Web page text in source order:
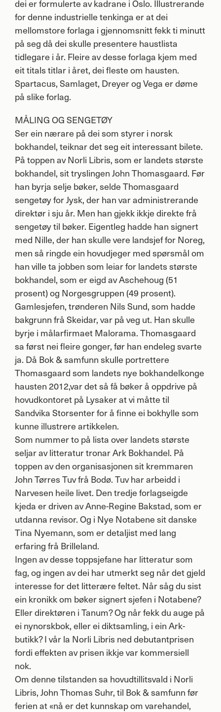
dei er formulerte av kadrane i Oslo. Illustrerande
for denne industrielle tenkinga er at dei
mellomstore forlaga i gjennomsnitt fekk ti minutt
på seg då dei skulle presentere haustlista
tidlegare i år. Fleire av desse forlaga kjem med
eit titals titlar i året, dei fleste om hausten.
Spartacus, Samlaget, Dreyer og Vega er døme
på slike forlag.
MÅLING OG SENGETØY
Ser ein nærare på dei som styrer i norsk
bokhandel, teiknar det seg eit interessant bilete.
På toppen av Norli Libris, som er landets største
bokhandel, sit tryslingen John Thomasgaard. Før
han byrja selje bøker, selde Thomasgaard
sengetøy for Jysk, der han var administrerande
direktør i sju år. Men han gjekk ikkje direkte frå
sengetøy til bøker. Eigentleg hadde han signert
med Nille, der han skulle vere landsjef for Noreg,
men så ringde ein hovudjeger med spørsmål om
han ville ta jobben som leiar for landets største
bokhandel, som er eigd av Aschehoug (51
prosent) og Norgesgruppen (49 prosent).
Gamlesjefen, trønderen Nils Sund, som hadde
bakgrunn frå Skeidar, var på veg ut. Han skulle
byrje i målarfirmaet Malorama. Thomasgaard
sa først nei fleire gonger, før han endeleg svarte
ja. Då Bok & samfunn skulle portrettere
Thomasgaard som landets nye bokhandelkonge
hausten 2012,var det så få bøker å oppdrive på
hovudkontoret på Lysaker at vi måtte til
Sandvika Storsenter for å finne ei bokhylle som
kunne illustrere artikkelen.
Som nummer to på lista over landets største
seljar av litteratur tronar Ark Bokhandel. På
toppen av den organisasjonen sit kremmaren
John Tørres Tuv frå Bodø. Tuv har arbeidd i
Narvesen heile livet. Den tredje forlagseigde
kjeda er driven av Anne-Regine Bakstad, som er
utdanna revisor. Og i Nye Notabene sit danske
Tina Nyemann, som er detaljist med lang
erfaring frå Brilleland.
Ingen av desse toppsjefane har litteratur som
fag, og ingen av dei har utmerkt seg når det gjeld
interesse for det litterære feltet. Når såg du sist
ein kronikk om bøker signert sjefen i Notabene?
Eller direktøren i Tanum? Og når fekk du auge på
ei nynorskbok, eller ei diktsamling, i ein Ark-
butikk? I vår la Norli Libris ned debutantprisen
fordi effekten av prisen ikkje var kommersiell
nok.
Om denne tilstanden sa hovudtillitsvald i Norli
Libris, John Thomas Suhr, til Bok & samfunn før
ferien at «nå er det kunnskap om varehandel,